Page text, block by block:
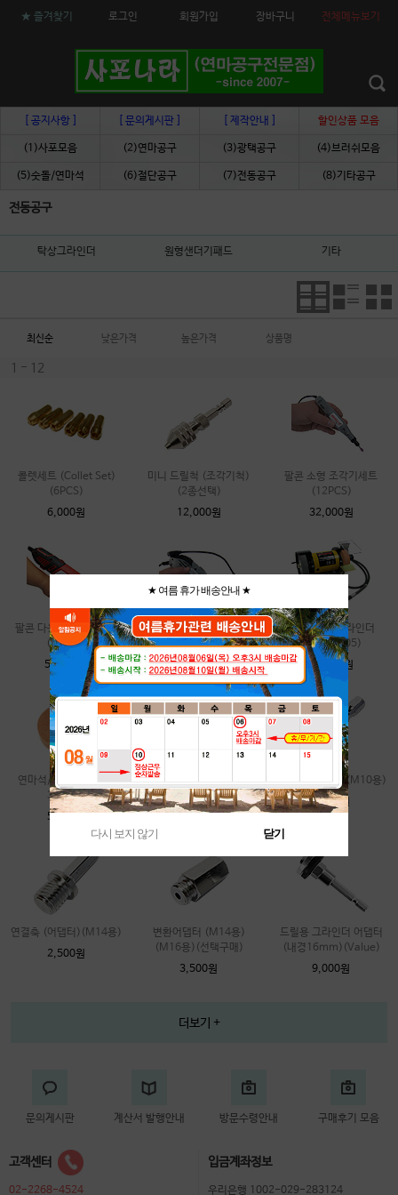
★ 즐겨찾기 로그인 회원가입 장바구니 전체메뉴보기
[ 공지사항 ] [ 문의게시판 ] [ 제작안내 ] 할인상품 모음
(1)사포모음 (2)연마공구 (3)광택공구 (4)브러쉬모음
(5)숫돌/연마석 (6)절단공구 (7)전동공구 (8)기타공구
전동공구
탁상그라인더 원형샌더기패드 기타
최신순 낮은가격 높은가격 상품명
1 - 12
콜렛세트 (Collet Set)
(6PCS)
6,000원
미니 드릴척 (조각기척)
(2종선택)
12,000원
팔콘 소형 조각기세트
(12PCS)
32,000원
팔콘 다용도 조각기세트
(40PCS)
52,000원
팔콘 다용도 조각기세트
(120PCS)
66,000원
3인치 변속그라인더
(FBD-3305)
75,000원
연마석/광택휠 (FBD-
3305용)
5,000원
광택휠(양모휠)
(3/4/5/6/8인치) (5종류)
연결축 (어댑터)(M10용)
2,000원
연결축 (어댑터)(M14용)
2,500원
변환어댑터 (M14용)
(M16용)(선택구매)
3,500원
드릴용 그라인더 어댑터
(내경16mm)(Value)
9,000원
더보기 +
문의게시판 계산서 발행안내 방문수령안내 구매후기 모음
고객센터
02-2268-4524
입금계좌정보
우리은행 1002-029-283124
★ 여름 휴가 배송안내 ★
다시 보지 않기 닫기